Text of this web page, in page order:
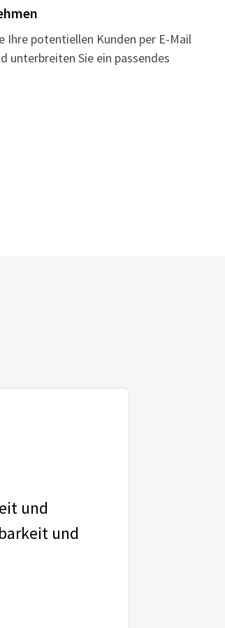
Ihre potentiellen Kunden per E-Mail
unterbreiten Sie ein passendes
und
und